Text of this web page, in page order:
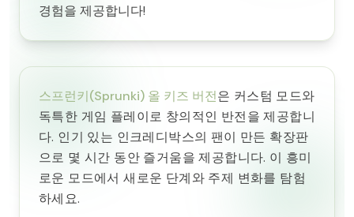
경험을 제공합니다!
스프런키(Sprunki) 올 키즈 버전은 커스텀 모드와
독특한 게임 플레이로 창의적인 반전을 제공합니
다. 인기 있는 인크레디박스의 팬이 만든 확장판
으로 몇 시간 동안 즐거움을 제공합니다. 이 흥미
로운 모드에서 새로운 단계와 주제 변화를 탐험
하세요.